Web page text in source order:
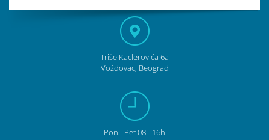
Triše Kaclerovića 6a
Voždovac, Beograd
Pon - Pet08 - 16h